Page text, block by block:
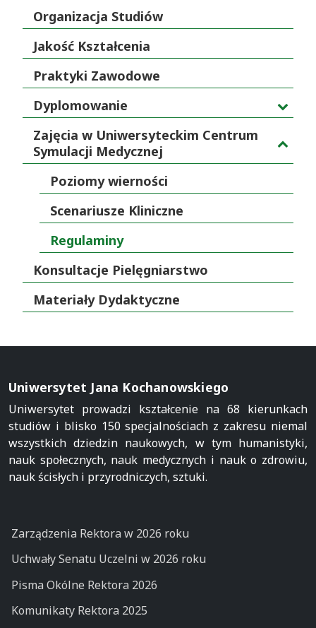
Organizacja Studiów
Jakość Kształcenia
Praktyki Zawodowe
Dyplomowanie
Zajęcia w Uniwersyteckim Centrum
Symulacji Medycznej
Poziomy wierności
Scenariusze Kliniczne
Regulaminy
Konsultacje Pielęgniarstwo
Materiały Dydaktyczne
Uniwersytet Jana Kochanowskiego
Uniwersytet prowadzi kształcenie na 68 kierunkach
studiów i blisko 150 specjalnościach z zakresu niemal
wszystkich dziedzin naukowych, w tym humanistyki,
nauk społecznych, nauk medycznych i nauk o zdrowiu,
nauk ścisłych i przyrodniczych, sztuki.
Zarządzenia Rektora w 2026 roku
Uchwały Senatu Uczelni w 2026 roku
Pisma Okólne Rektora 2026
Komunikaty Rektora 2025